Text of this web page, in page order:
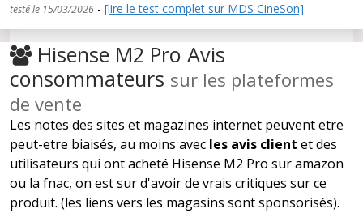
testé le 15/03/2026 - [lire le test complet sur MDS CineSon]
Hisense M2 Pro Avis
consommateurs sur les plateformes
de vente
Les notes des sites et magazines internet peuvent etre
peut-etre biaisés, au moins avec les avis client et des
utilisateurs qui ont acheté Hisense M2 Pro sur amazon
ou la fnac, on est sur d'avoir de vrais critiques sur ce
produit. (les liens vers les magasins sont sponsorisés).